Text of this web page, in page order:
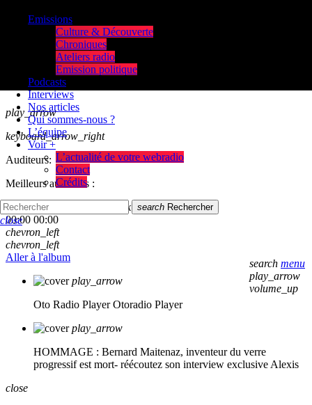
play_arrow
keyboard_arrow_right
Auditeurs:
Meilleurs auditeurs :
skip_previous
skip_next
00:00 00:00
chevron_left
chevron_left
Aller à l'album
play_arrow
Oto Radio Player Otoradio Player
play_arrow
HOMMAGE : Bernard Maitenaz, inventeur du verre
progressif est mort- réécoutez son interview exclusive Alexis
Emissions
Culture & Découverte
Chroniques
Ateliers radio
Emission politique
Podcasts
Interviews
Nos articles
Qui sommes-nous ?
L’équipe
Voir +
L’actualité de votre webradio
Contact
Crédits
search menu
play_arrow
volume_up
search Rechercher
close
close